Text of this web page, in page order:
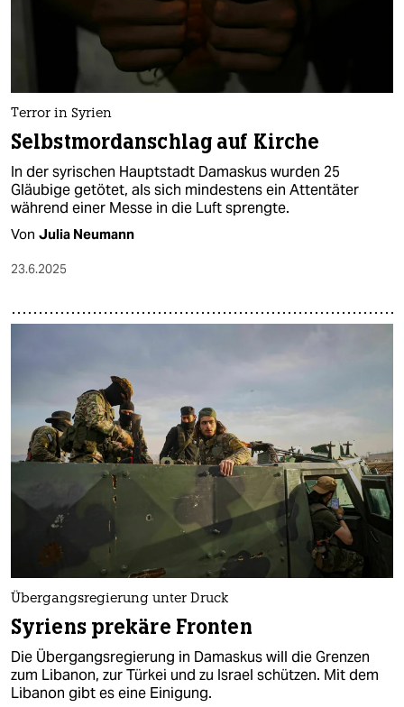
Terror in Syrien
Selbstmordanschlag auf Kirche
In der syrischen Hauptstadt Damaskus wurden 25
Gläubige getötet, als sich mindestens ein Attentäter
während einer Messe in die Luft sprengte.
Von Julia Neumann
23.6.2025
Übergangsregierung unter Druck
Syriens prekäre Fronten
Die Übergangsregierung in Damaskus will die Grenzen
zum Libanon, zur Türkei und zu Israel schützen. Mit dem
Libanon gibt es eine Einigung.